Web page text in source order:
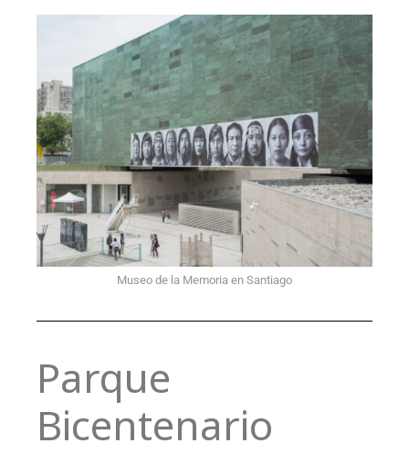
Museo de la Memoria en Santiago
Parque
Bicentenario